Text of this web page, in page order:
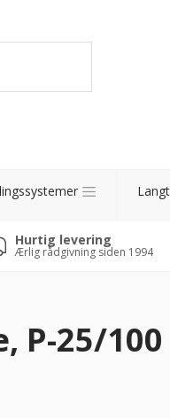
Hurtig levering
Ærlig rådgivning siden 1994
P-25/100